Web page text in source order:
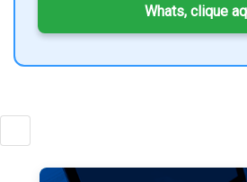
Whats, clique